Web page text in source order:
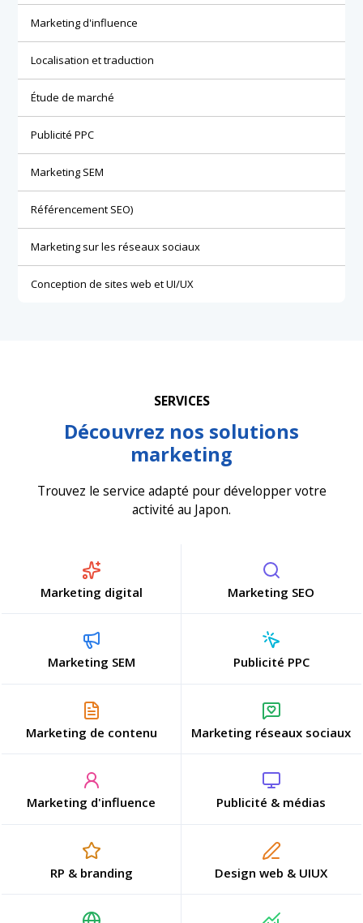
Marketing d'influence
Localisation et traduction
Étude de marché
Publicité PPC
Marketing SEM
Référencement SEO)
Marketing sur les réseaux sociaux
Conception de sites web et UI/UX
SERVICES
Découvrez nos solutions
marketing
Trouvez le service adapté pour développer votre
activité au Japon.
Marketing digital Marketing SEO
Marketing SEM Publicité PPC
Marketing de contenu Marketing réseaux sociaux
Marketing d'influence Publicité & médias
RP & branding Design web & UIUX